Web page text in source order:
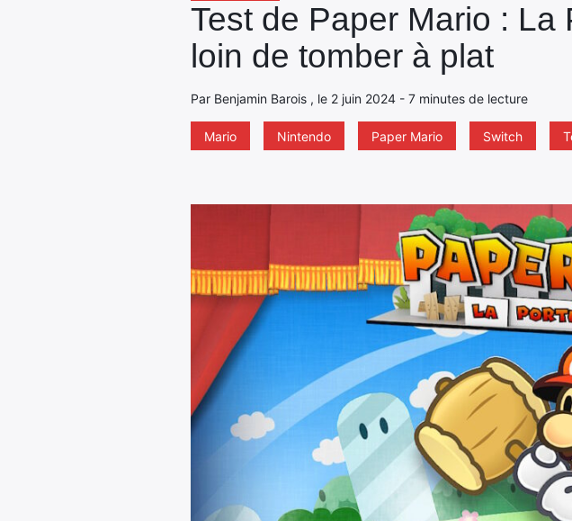
Test de Paper Mario : La
loin de tomber à plat
Par Benjamin Barois , le 2 juin 2024 - 7 minutes de lecture
Mario Nintendo Paper Mario Switch